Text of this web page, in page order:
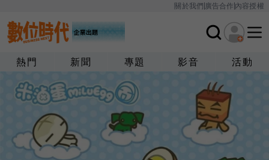
關於我們廣告合作內容授權
熱門 新聞 專題 影音 活動